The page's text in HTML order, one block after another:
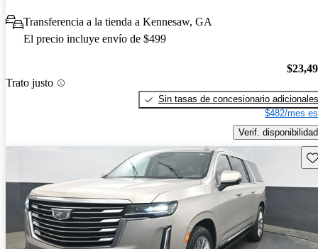
Transferencia a la tienda a Kennesaw, GA
El precio incluye envío de $499
Trato justo
Sin tasas de concesionario adicionales
$482/mes
Verif. disponibilidad